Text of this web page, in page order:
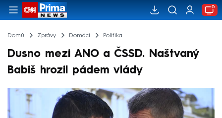
Domů Zprávy Domácí Politika
Dusno mezi ANO a ČSSD. Naštvaný
Babiš hrozil pádem vlády